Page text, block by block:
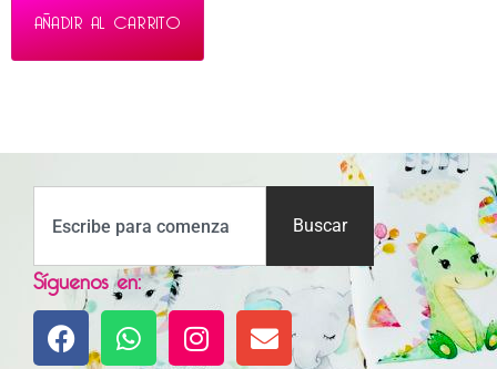
AÑADIR AL CARRITO
Buscar
Síguenos en: